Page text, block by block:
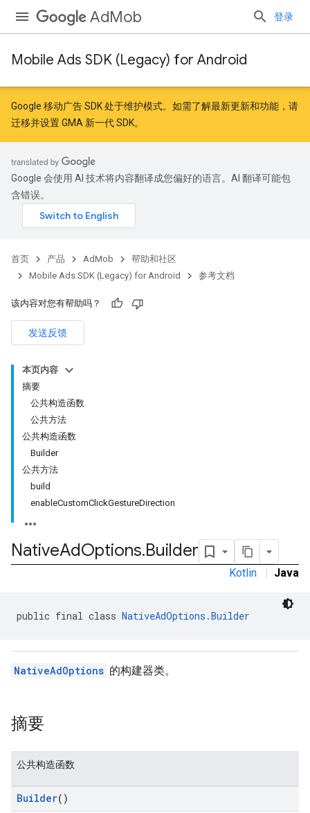
AdMob 登录
Mobile Ads SDK (Legacy) for Android
Google 移动广告 SDK 处于维护模式。如需了解最新更新和功能，请
迁移并设置 GMA 新一代 SDK。
Google 会使用 AI 技术将内容翻译成您偏好的语言。AI 翻译可能包
含错误。
首页 产品 AdMob
帮助和社区
Mobile Ads SDK (Legacy) for Android
参考文档
该内容对您有帮助吗？
发送反馈
本页内容
摘要
公共构造函数
公共方法
公共构造函数
Builder
公共方法
build
enableCustomClickGestureDirection
NativeAdOptions.Builder
Kotlin | Java
public final class NativeAdOptions.Builder
NativeAdOptions 的构建器类。
摘要
公共构造函数
Builder()